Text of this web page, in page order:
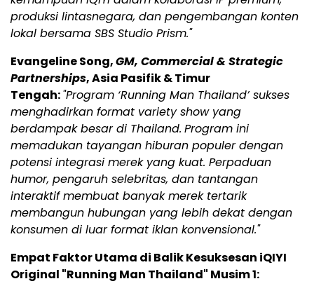
produksi lintasnegara, dan pengembangan konten
lokal bersama SBS Studio Prism."
Evangeline Song,GM, Commercial & Strategic
Partnerships, Asia Pasifik & Timur
Tengah:"Program ‘Running Man Thailand’ sukses
menghadirkan format variety show yang
berdampak besar di Thailand. Program ini
memadukan tayangan hiburan populer dengan
potensi integrasi merek yang kuat. Perpaduan
humor, pengaruh selebritas, dan tantangan
interaktif membuat banyak merek tertarik
membangun hubungan yang lebih dekat dengan
konsumen di luar format iklan konvensional."
Empat Faktor Utama di Balik Kesuksesan iQIYI
Original "Running Man Thailand" Musim 1: